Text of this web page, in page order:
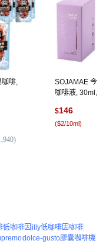
啡,
)
SOJAMAE 今
咖啡液, 30ml,
$146
($2/10ml)
低咖啡因illy低咖啡因咖啡
dolce-gusto膠囊咖啡機